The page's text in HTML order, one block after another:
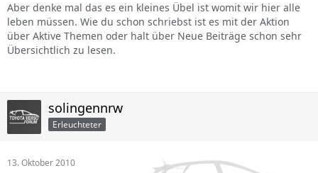
Aber denke mal das es ein kleines Übel ist womit wir hier alle
leben müssen. Wie du schon schriebst ist es mit der Aktion
über Aktive Themen oder halt über Neue Beiträge schon sehr
Übersichtlich zu lesen.
solingennrw
Erleuchteter
13. Oktober 2010